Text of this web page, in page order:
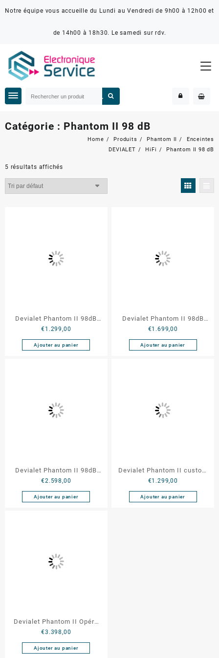
Notre équipe vous accueille du Lundi au Vendredi de 9h00 à 12h00 et
de 14h00 à 18h30. Le samedi sur rdv.
Catégorie : Phantom II 98 dB
Home Produits Phantom II
Enceintes
DEVIALET
HiFi Phantom II 98 dB
5 résultats affichés
Devialet Phantom II 98dB
Blanc
€1.299,00
Ajouter au panier
Devialet Phantom II 98dB
Opéra de Paris
€1.699,00
Ajouter au panier
Devialet Phantom II 98dB
Stereo
€2.598,00
Ajouter au panier
Devialet Phantom II custom
98db
€1.299,00
Ajouter au panier
Devialet Phantom II Opéra
de Paris (stéréo)
€3.398,00
Ajouter au panier